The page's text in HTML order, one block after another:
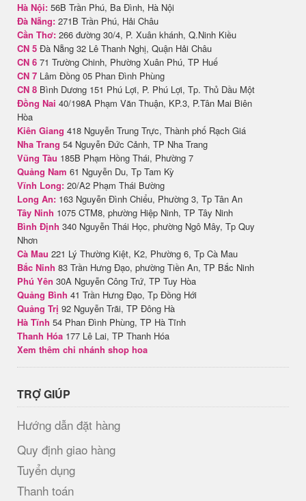
Hà Nội: 56B Trần Phú, Ba Đình, Hà Nội
Đà Nẵng: 271B Trần Phú, Hải Châu
Cần Thơ: 266 đường 30/4, P. Xuân khánh, Q.Ninh Kiều
CN 5 Đà Nẵng 32 Lê Thanh Nghị, Quận Hải Châu
CN 6 71 Trường Chinh, Phường Xuân Phú, TP Huế
CN 7 Lâm Đồng 05 Phan Đình Phùng
CN 8 Bình Dương 151 Phú Lợi, P. Phú Lợi, Tp. Thủ Dầu Một
Đồng Nai 40/198A Phạm Văn Thuận, KP.3, P.Tân Mai Biên
Hòa
Kiên Giang 418 Nguyễn Trung Trực, Thành phố Rạch Giá
Nha Trang 54 Nguyễn Đức Cảnh, TP Nha Trang
Vũng Tàu 185B Phạm Hồng Thái, Phường 7
Quảng Nam 61 Nguyễn Du, Tp Tam Kỳ
Vĩnh Long: 20/A2 Phạm Thái Bường
Long An: 163 Nguyễn Đình Chiểu, Phường 3, Tp Tân An
Tây Ninh 1075 CTM8, phường Hiệp Ninh, TP Tây Ninh
Bình Định 340 Nguyễn Thái Học, phường Ngô Mây, Tp Quy
Nhơn
Cà Mau 221 Lý Thường Kiệt, K2, Phường 6, Tp Cà Mau
Bắc Ninh 83 Trần Hưng Đạo, phường Tiền An, TP Bắc Ninh
Phú Yên 30A Nguyễn Công Trứ, TP Tuy Hòa
Quảng Bình 41 Trần Hưng Đạo, Tp Đồng Hới
Quảng Trị 92 Nguyễn Trãi, TP Đông Hà
Hà Tĩnh 54 Phan Đình Phùng, TP Hà Tĩnh
Thanh Hóa 177 Lê Lai, TP Thanh Hóa
Xem thêm chi nhánh shop hoa
TRỢ GIÚP
Hướng dẫn đặt hàng
Quy định giao hàng
Tuyển dụng
Thanh toán